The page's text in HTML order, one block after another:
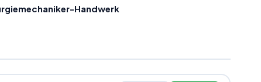
Handwerk